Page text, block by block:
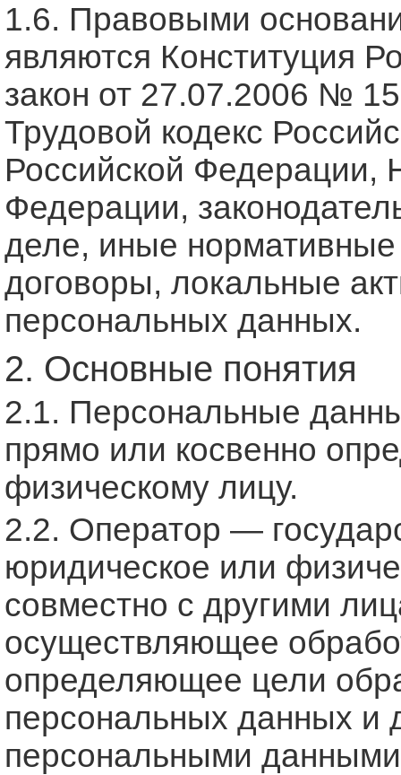
1.6. Правовыми
являются Конституция
закон от 27.07.2006 №
Трудовой кодекс
Российской Федерации,
Федерации,
деле, иные
договоры, локальные
персональных данных.
2. Основные понятия
2.1. Персональные
прямо или косвенно
физическому лицу.
2.2. Оператор —
юридическое или
совместно с другими
осуществляющее
определяющее цели
персональных данных и
персональными